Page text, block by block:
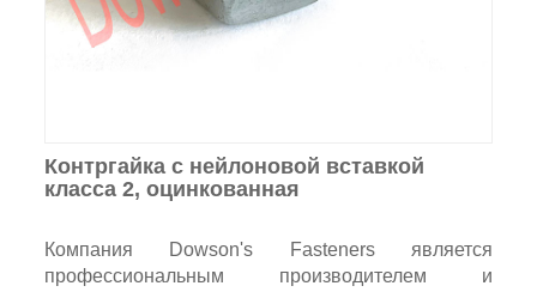
Контргайка с нейлоновой вставкой
класса 2, оцинкованная
Компания Dowson's Fasteners является
профессиональным производителем и